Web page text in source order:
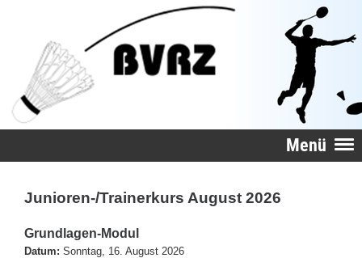
Menü
Junioren-/Trainerkurs August 2026
Grundlagen-Modul
Datum: Sonntag, 16. August 2026